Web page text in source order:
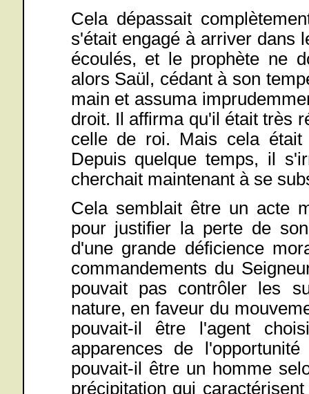
Cela dépassait
s'était engagé à arriver dans
écoulés, et le prophète ne
alors Saül, cédant à son
main et assuma
droit. Il affirma qu'il était très
celle de roi. Mais cela était
Depuis quelque temps, il
cherchait maintenant à se
Cela semblait être un acte
pour justifier la perte de
d'une grande déficience
commandements du
pouvait pas contrôler les
nature, en faveur du
pouvait-il être l'agent
apparences de
pouvait-il être un homme
précipitation qui